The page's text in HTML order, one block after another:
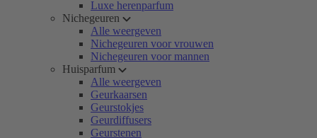
Luxe herenparfum
Nichegeuren
Alle weergeven
Nichegeuren voor vrouwen
Nichegeuren voor mannen
Huisparfum
Alle weergeven
Geurkaarsen
Geurstokjes
Geurdiffusers
Geurstenen